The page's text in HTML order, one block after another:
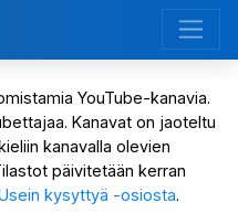
YouTube-kanavia.
Kanavat on jaoteltu
kanavalla olevien
päivitetään kerran
kysyttyä -osiosta.